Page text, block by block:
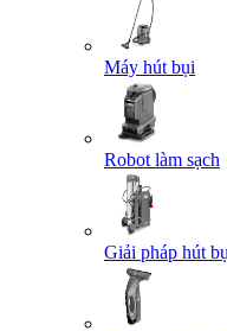
Máy hút bụi
Robot làm sạch
Giải pháp hút